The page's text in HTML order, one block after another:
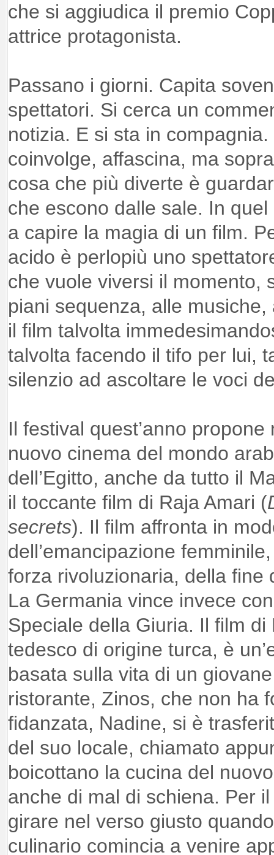
che si aggiudica il premio
attrice protagonista.
Passano i giorni. Capita
spettatori. Si cerca un
notizia. E si sta in
coinvolge, affascina, ma
cosa che più diverte è
che escono dalle sale. In
a capire la magia di un film.
acido è perlopiù uno
che vuole viversi il momento,
piani sequenza, alle
il film talvolta
talvolta facendo il tifo per lui,
silenzio ad ascoltare le voci
Il festival quest’anno
nuovo cinema del mondo
dell’Egitto, anche da tutto il
il toccante film di Raja Amari (
secrets). Il film affronta in
dell’emancipazione
forza rivoluzionaria, della fine
La Germania vince invece
Speciale della Giuria. Il film di
tedesco di origine turca, è
basata sulla vita di un
ristorante, Zinos, che non ha
fidanzata, Nadine, si è
del suo locale, chiamato
boicottano la cucina del
anche di mal di schiena. Per
girare nel verso giusto
culinario comincia a venire